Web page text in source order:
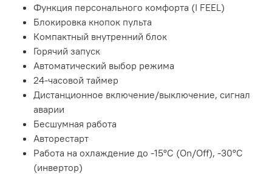
Функция персонального комфорта (I FEEL)
Блокировка кнопок пульта
Компактный внутренний блок
Горячий запуск
Автоматический выбор режима
24-часовой таймер
Дистанционное включение/выключение, сигнал
аварии
Бесшумная работа
Авторестарт
Работа на охлаждение до -15°C (On/Off), -30°С
(инвертор)